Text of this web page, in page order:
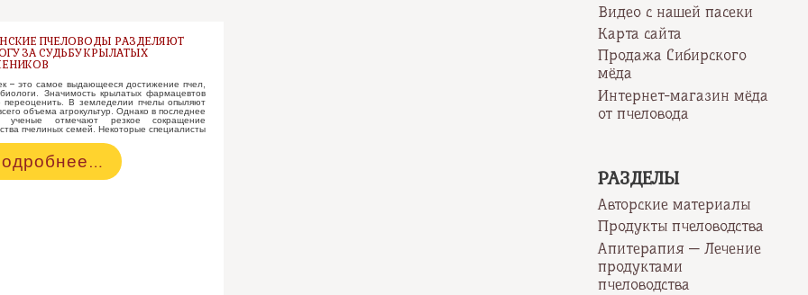
ПЧЕЛОВОДЫ РАЗДЕЛЯЮТ
ЗА СУДЬБУ КРЫЛАТЫХ
– это самое выдающееся достижение пчел,
Значимость крылатых фармацевтов
переоценить. В земледелии пчелы опыляют
объема агрокультур. Однако в последнее
ученые отмечают резкое сокращение
пчелиных семей. Некоторые специалисты
Видео с нашей пасеки
Карта сайта
Продажа Сибирского
мёда
Интернет-магазин мёда
от пчеловода
РАЗДЕЛЫ
Авторские материалы
Продукты пчеловодства
Апитерапия — Лечение
продуктами
пчеловодства